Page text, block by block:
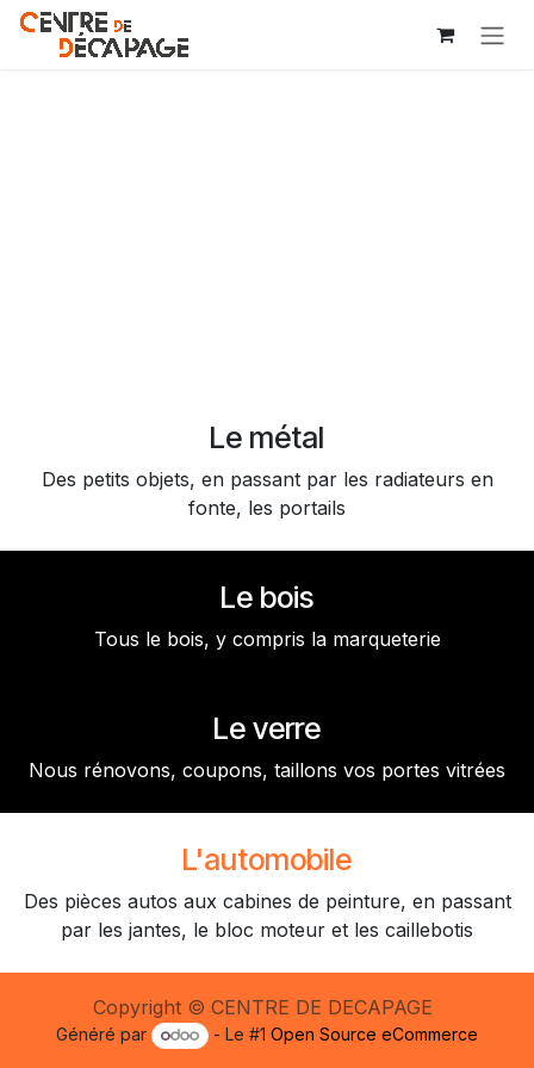
Se rendre au contenu
Le métal
Des petits objets, en passant par les radiateurs en
fonte, les portails
Le bois
Tous le bois, y compris la marqueterie
Le verre
Nous rénovons, coupons, taillons vos portes vitrées
L'automobile
Des pièces autos aux cabines de peinture, en passant
par les jantes, le bloc moteur et les caillebotis
Copyright © CENTRE DE DECAPAGE
Généré par - Le #1Open Source eCommerce